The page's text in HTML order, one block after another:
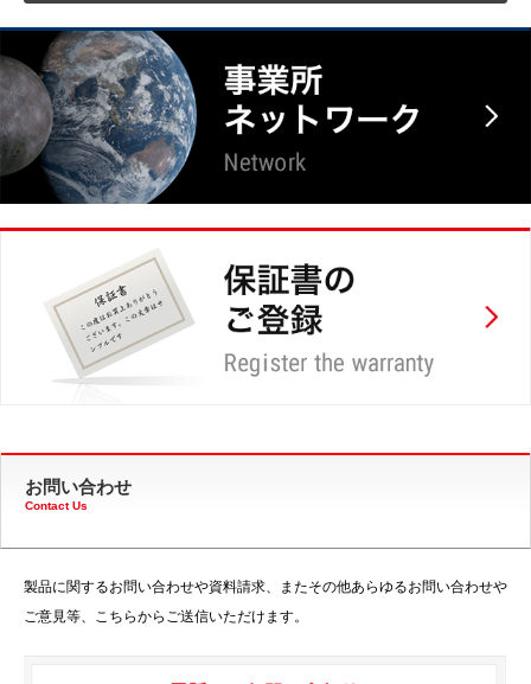
お問い合わせ
Contact Us
製品に関するお問い合わせや資料請求、またその他あらゆるお問い合わせや
ご意見等、こちらからご送信いただけます。